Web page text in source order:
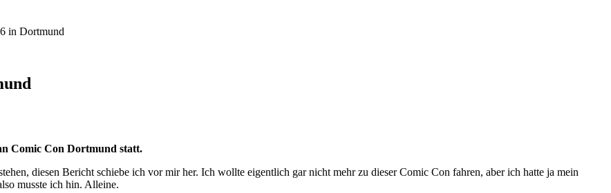
in Dortmund
Comic Con Dortmund statt.
diesen Bericht schiebe ich vor mir her. Ich wollte eigentlich gar nicht mehr zu dieser Comic Con fahren, aber ich hatte ja mein
musste ich hin. Alleine.